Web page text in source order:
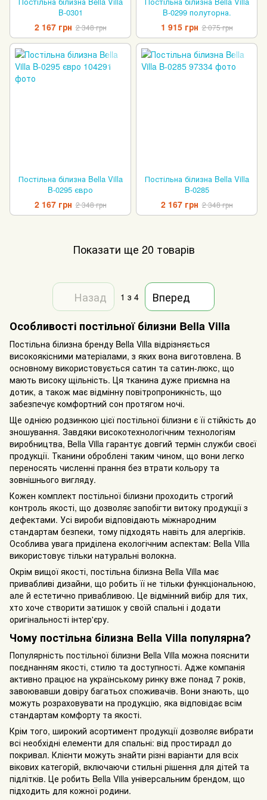
B-0301
2 167 грн 2 348 грн
B-0299 полуторна.
1 915 грн 2 075 грн
Постільна білизна Bella Villa
B-0295 євро
2 167 грн 2 348 грн
Постільна білизна Bella Villa
B-0285
2 167 грн 2 348 грн
Показати ще 20 товарів
Назад 1 з 4
Вперед
Особливості постільної білизни Bella Villa
Постільна білизна бренду Bella Villa відрізняється
високоякісними матеріалами, з яких вона виготовлена. В
основному використовується сатин та сатин-люкс, що
мають високу щільність. Ця тканина дуже приємна на
дотик, а також має відмінну повітропроникність, що
забезпечує комфортний сон протягом ночі.
Ще однією родзинкою цієї постільної білизни є її стійкість до
зношування. Завдяки високотехнологічним технологіям
виробництва, Bella Villa гарантує довгий термін служби своєї
продукції. Тканини оброблені таким чином, що вони легко
переносять численні прання без втрати кольору та
зовнішнього вигляду.
Кожен комплект постільної білизни проходить строгий
контроль якості, що дозволяє запобігти витоку продукції з
дефектами. Усі вироби відповідають міжнародним
стандартам безпеки, тому підходять навіть для алергіків.
Особлива увага приділена екологічним аспектам: Bella Villa
використовує тільки натуральні волокна.
Окрім вищої якості, постільна білизна Bella Villa має
привабливі дизайни, що робить її не тільки функціональною,
але й естетично привабливою. Це відмінний вибір для тих,
хто хоче створити затишок у своїй спальні і додати
оригінальності інтер'єру.
Чому постільна білизна Bella Villa популярна?
Популярність постільної білизни Bella Villa можна пояснити
поєднанням якості, стилю та доступності. Адже компанія
активно працює на українському ринку вже понад 7 років,
завоювавши довіру багатьох споживачів. Вони знають, що
можуть розраховувати на продукцію, яка відповідає всім
стандартам комфорту та якості.
Крім того, широкий асортимент продукції дозволяє вибрати
всі необхідні елементи для спальні: від простирадл до
покривал. Клієнти можуть знайти різні варіанти для всіх
вікових категорій, включаючи стильні рішення для дітей та
підлітків. Це робить Bella Villa універсальним брендом, що
підходить для кожної родини.